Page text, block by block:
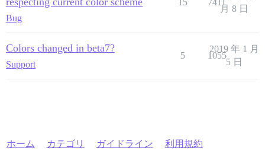
Bug
15 7411
月 8 日
Colors changed in beta7?
Support
5 1055
2019 年 1 月
5 日
ホーム カテゴリ ガイドライン 利用規約